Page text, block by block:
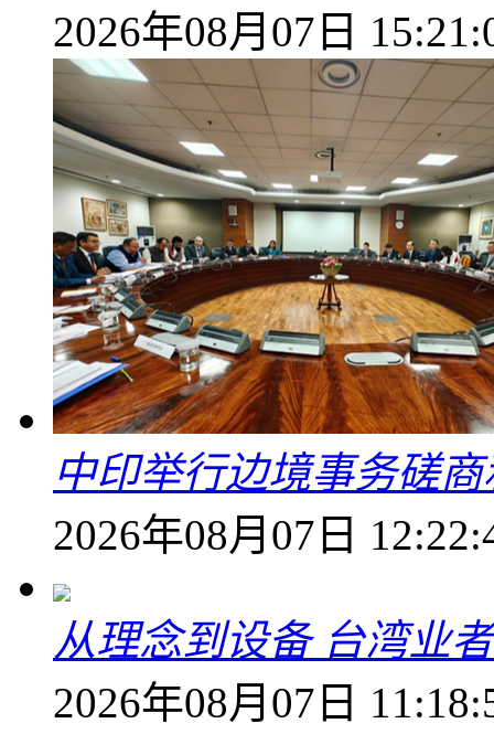
2026年08月07日
中印举行边境事务磋
2026年08月07日
从理念到设备 台湾业
2026年08月07日